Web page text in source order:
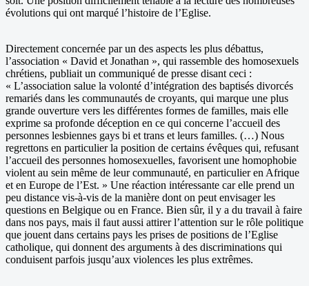
évolutions qui ont marqué l’histoire de l’Eglise.
Directement concernée par un des aspects les plus débattus,
l’association « David et Jonathan », qui rassemble des homosexuels
chrétiens, publiait un communiqué de presse disant ceci :
« L’association salue la volonté d’intégration des baptisés divorcés
remariés dans les communautés de croyants, qui marque une plus
grande ouverture vers les différentes formes de familles, mais elle
exprime sa profonde déception en ce qui concerne l’accueil des
personnes lesbiennes gays bi et trans et leurs familles. (…) Nous
regrettons en particulier la position de certains évêques qui, refusant
l’accueil des personnes homosexuelles, favorisent une homophobie
violent au sein même de leur communauté, en particulier en Afrique
et en Europe de l’Est. » Une réaction intéressante car elle prend un
peu distance vis-à-vis de la manière dont on peut envisager les
questions en Belgique ou en France. Bien sûr, il y a du travail à faire
dans nos pays, mais il faut aussi attirer l’attention sur le rôle politique
que jouent dans certains pays les prises de positions de l’Eglise
catholique, qui donnent des arguments à des discriminations qui
conduisent parfois jusqu’aux violences les plus extrêmes.